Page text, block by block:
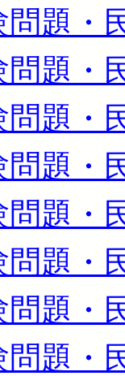
題・
題・
題・
題・
題・
題・
題・
題・